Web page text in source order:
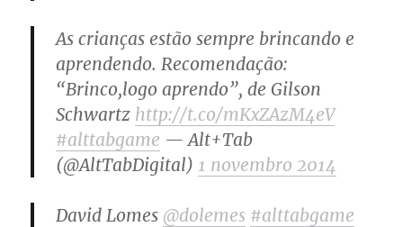
As crianças estão sempre brincando e
aprendendo. Recomendação:
“Brinco,logo aprendo”, de Gilson
Schwartz http://t.co/mKxZAzM4eV
#alttabgame — Alt+Tab
(@AltTabDigital) 1 novembro 2014
David Lomes @dolemes #alttabgame